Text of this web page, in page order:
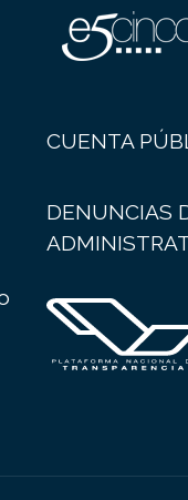
CUENTA
DENUNCIAS